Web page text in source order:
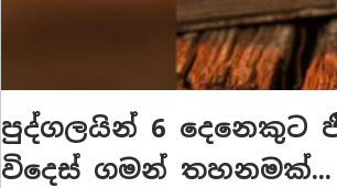
පුද්ගලයින් 6 දෙනෙකුට
විදෙස් ගමන් තහනමක්...